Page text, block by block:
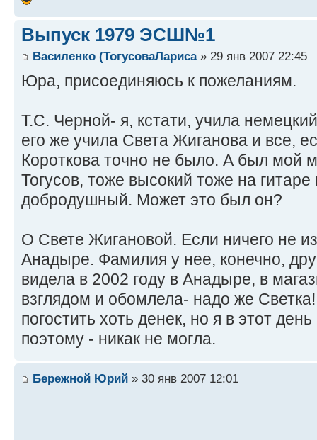
Выпуск 1979 ЭСШ№1
Василенко (ТогусоваЛариса» 29 янв 2007 22:45
Юра, присоединяюсь к пожеланиям.
Т.С. Черной- я, кстати, учила
его же учила Света Жиганова и все,
Короткова точно не было. А был мой
Тогусов, тоже высокий тоже на гитаре
добродушный. Может это был он?
О Свете Жигановой. Если ничего не
Анадыре. Фамилия у нее, конечно,
видела в 2002 году в Анадыре, в
взглядом и обомлела- надо же
погостить хоть денек, но я в этот
поэтому - никак не могла.
Бережной Юрий » 30 янв 2007 12:01